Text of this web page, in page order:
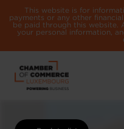
This website is for
payments or any other
be paid through this website.
your personal information,